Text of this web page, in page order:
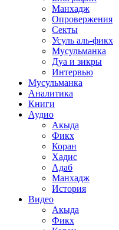
Манхадж
Опровержения
Секты
Усуль аль-фикх
Мусульманка
Дуа и зикры
Интервью
Мусульманка
Аналитика
Книги
Аудио
Акыда
Фикх
Коран
Хадис
Адаб
Манхадж
История
Видео
Акыда
Фикх